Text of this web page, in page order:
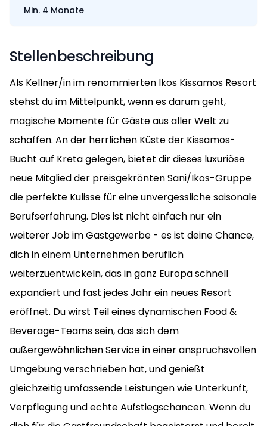
Min. 4 Monate
Stellenbeschreibung
Als Kellner/in im renommierten Ikos Kissamos Resort
stehst du im Mittelpunkt, wenn es darum geht,
magische Momente für Gäste aus aller Welt zu
schaffen. An der herrlichen Küste der Kissamos-
Bucht auf Kreta gelegen, bietet dir dieses luxuriöse
neue Mitglied der preisgekrönten Sani/Ikos-Gruppe
die perfekte Kulisse für eine unvergessliche saisonale
Berufserfahrung. Dies ist nicht einfach nur ein
weiterer Job im Gastgewerbe - es ist deine Chance,
dich in einem Unternehmen beruflich
weiterzuentwickeln, das in ganz Europa schnell
expandiert und fast jedes Jahr ein neues Resort
eröffnet. Du wirst Teil eines dynamischen Food &
Beverage-Teams sein, das sich dem
außergewöhnlichen Service in einer anspruchsvollen
Umgebung verschrieben hat, und genießt
gleichzeitig umfassende Leistungen wie Unterkunft,
Verpflegung und echte Aufstiegschancen. Wenn du